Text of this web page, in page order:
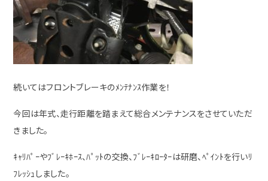
続いてはフロントブレーキのﾒﾝﾃﾅﾝｽ作業を！
今回は年式、走行距離を踏まえて総合メンテナンスをさせていただ
きました。
ｷｬﾘﾊﾟｰやﾌﾞﾚｰｷﾎｰｽ、ﾊﾟｯﾄの交換、ﾌﾞﾚｰｷﾛｰﾀｰは研磨、ﾍﾟｲﾝﾄを行いﾘ
ﾌﾚｯｼｭしました。